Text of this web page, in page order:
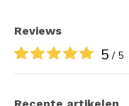
Reviews
5 / 5